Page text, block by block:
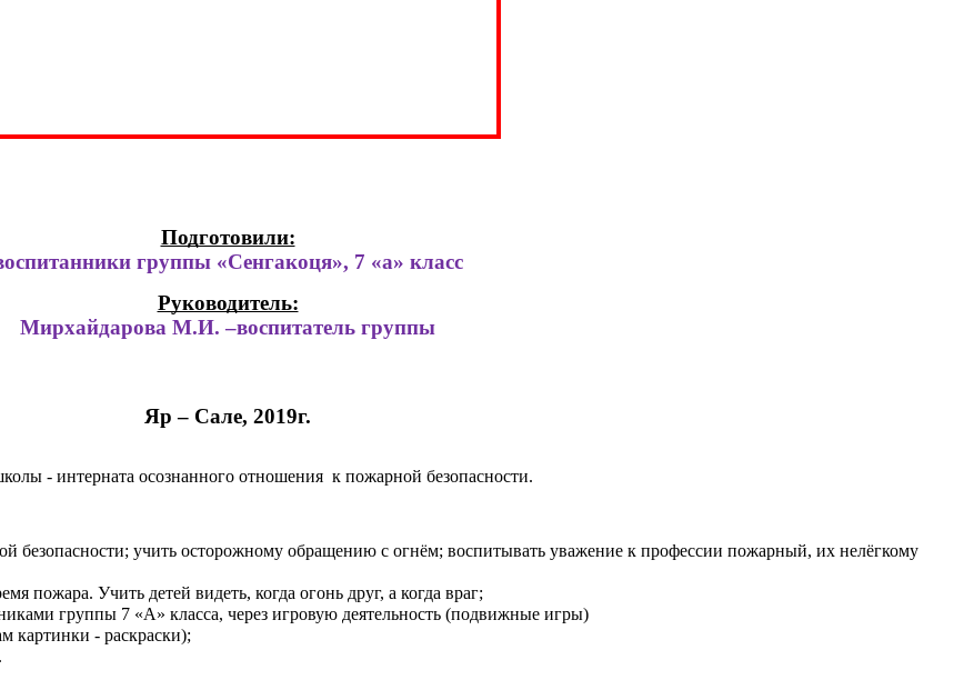
Подготовили:
группы «Сенгакоця», 7 «а» класс
Руководитель:
Мирхайдарова М.И. –воспитатель группы
Яр – Сале, 2019г.
- интерната осознанного отношения к пожарной безопасности.
безопасности; учить осторожному обращению с огнём; воспитывать уважение к профессии пожарный, их нелёгкому
пожара. Учить детей видеть, когда огонь друг, а когда враг;
группы 7 «А» класса, через игровую деятельность (подвижные игры)
картинки - раскраски);